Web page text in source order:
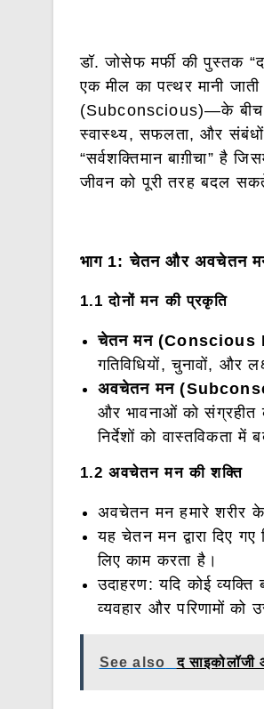
डॉ. जोसेफ मर्फी की पुस्तक
एक मील का पत्थर मानी
(Subconscious)—के बीच
स्वास्थ्य, सफलता, और
“सर्वशक्तिमान बाग़ीचा” है
जीवन को पूरी तरह बदल
भाग 1: चेतन और अवचेतन
1.1 दोनों मन की प्रकृति
चेतन मन (Conscious
गतिविधियों, चुनावों, और
अवचेतन मन
और भावनाओं को
निर्देशों को वास्तविकता
1.2 अवचेतन मन की शक्ति
अवचेतन मन हमारे शरीर
यह चेतन मन द्वारा दिए
लिए काम करता है।
उदाहरण: यदि कोई
व्यवहार और परिणामों
See also द